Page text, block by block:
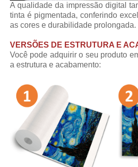
A qualidade da impressão digital
tinta é pigmentada, conferindo
as cores e durabilidade prolongada.
VERSÕES DE ESTRUTURA E
Você pode adquirir o seu produto
a estrutura e acabamento: